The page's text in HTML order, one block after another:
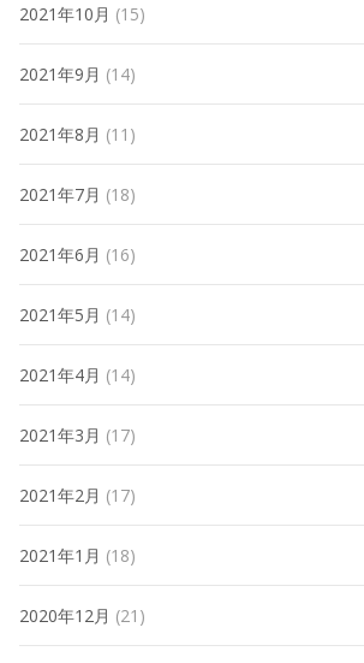
2021年10月 (15)
2021年9月 (14)
2021年8月 (11)
2021年7月 (18)
2021年6月 (16)
2021年5月 (14)
2021年4月 (14)
2021年3月 (17)
2021年2月 (17)
2021年1月 (18)
2020年12月 (21)